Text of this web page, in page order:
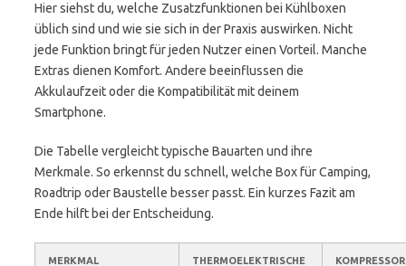
Hier siehst du, welche Zusatzfunktionen bei Kühlboxen
üblich sind und wie sie sich in der Praxis auswirken. Nicht
jede Funktion bringt für jeden Nutzer einen Vorteil. Manche
Extras dienen Komfort. Andere beeinflussen die
Akkulaufzeit oder die Kompatibilität mit deinem
Smartphone.
Die Tabelle vergleicht typische Bauarten und ihre
Merkmale. So erkennst du schnell, welche Box für Camping,
Roadtrip oder Baustelle besser passt. Ein kurzes Fazit am
Ende hilft bei der Entscheidung.
MERKMAL
THERMOELEKTRISCHE